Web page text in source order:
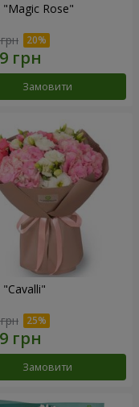
"Magic Rose"
Замовити
"Cаvalli"
Замовити